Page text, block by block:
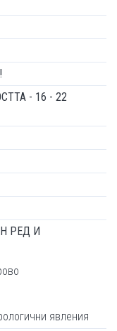
- 16 - 22
РЕД И
явления